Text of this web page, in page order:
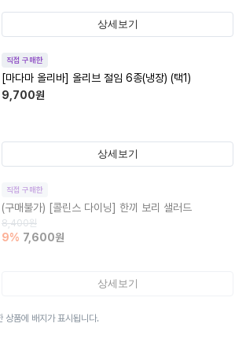
상세보기
직접 구매한
[마다마 올리바] 올리브 절임 6종(냉장) (택1)
9,700원
상세보기
직접 구매한
(구매불가) [콜린스 다이닝] 한끼 보리 샐러드
8,400원
9% 7,600원
상세보기
상품에 배지가 표시됩니다.